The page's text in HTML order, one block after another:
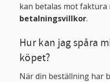
kan betalas mot faktura
betalningsvillkor.
Hur kan jag spåra
köpet?
När din beställning har